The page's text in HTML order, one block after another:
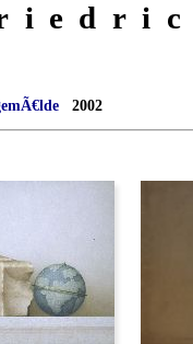
2002